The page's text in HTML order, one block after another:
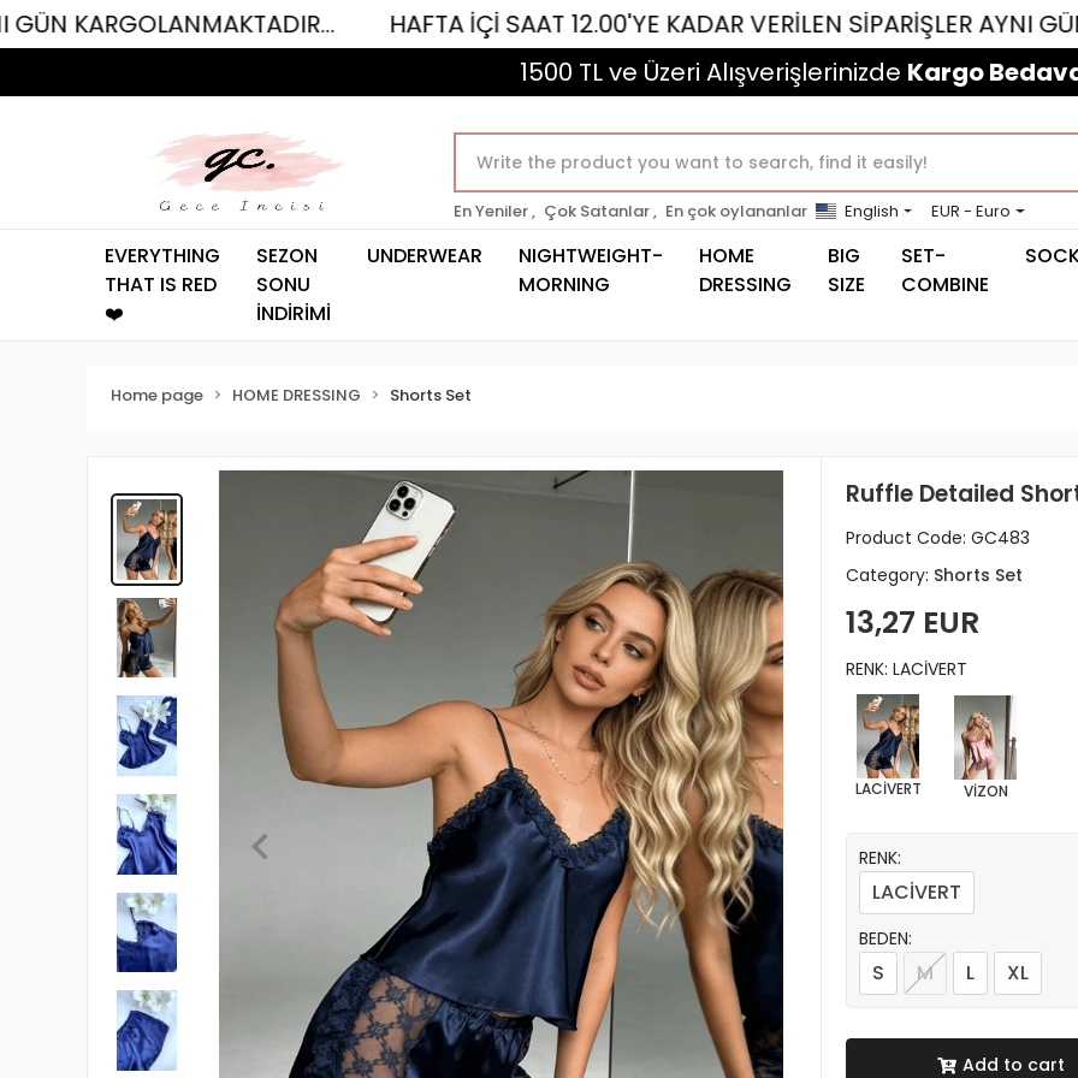
HAFTA İÇİ SAAT 12.00'YE KADAR VERİLEN SİPARİŞLER AYNI GÜN
1500 TL ve Üzeri Alışverişlerinizde Kargo
En Yeniler , Çok Satanlar , En çok oylananlar English EUR - Euro
EVERYTHING
THAT IS RED
❤️
SEZON
SONU
İNDİRİMİ
UNDERWEAR
NIGHTWEIGHT-
MORNING
HOME
DRESSING
BIG
SIZE
SET-
COMBINE
Home page HOME DRESSING Shorts Set
Ruffle Detailed
Product Code: GC483
Category: Shorts Set
13,27 EUR
RENK: LACİVERT
LACİVERT VİZON
RENK:
LACİVERT
BEDEN:
S M L XL
Add to cart